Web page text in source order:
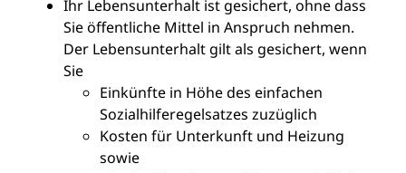
Ihr Lebensunterhalt ist gesichert, ohne dass
Sie öffentliche Mittel in Anspruch nehmen.
Der Lebensunterhalt gilt als gesichert, wenn
Sie
Einkünfte in Höhe des einfachen
Sozialhilferegelsatzes zuzüglich
Kosten für Unterkunft und Heizung
sowie